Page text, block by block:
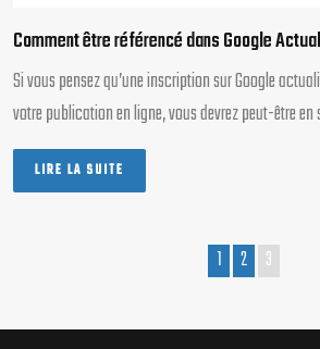
Comment être référencé dans Google
Si vous pensez qu’une inscription sur Google
votre publication en ligne, vous devrez peut-être
LIRE LA SUITE
1 2 3